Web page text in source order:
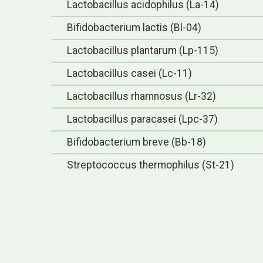
Lactobacillus acidophilus (La-14)
Bifidobacterium lactis (Bl-04)
Lactobacillus plantarum (Lp-115)
Lactobacillus casei (Lc-11)
Lactobacillus rhamnosus (Lr-32)
Lactobacillus paracasei (Lpc-37)
Bifidobacterium breve (Bb-18)
Streptococcus thermophilus (St-21)